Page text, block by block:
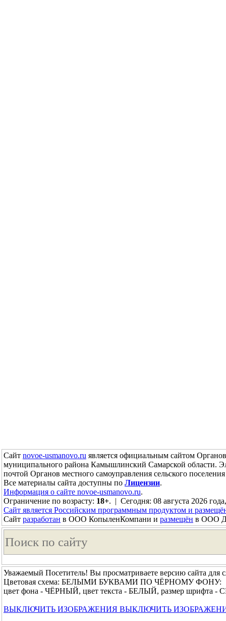
Сайт novoe-usmanovo.ru является официальным сайтом
муниципального района Камышлинский Самарской области.
почтой Органов местного самоуправления сельского
Все материалы сайта доступны по Лицензии.
Информация о сайте novoe-usmanovo.ru.
Ограничение по возрасту: 18+. | Сегодня: 08 августа 2026
Сайт является Российским программным продуктом и
Сайт разработан в ООО КопыленКомпани и размещён в ООО
Уважаемый Посетитель! Вы просматриваете версию сайта для
Цветовая схема: БЕЛЫМИ БУКВАМИ ПО ЧЁРНОМУ ФОНУ:
цвет фона - ЧЁРНЫЙ, цвет текста - БЕЛЫЙ, размер шрифта
ВЫКЛЮЧИТЬ ИЗОБРАЖЕНИЯ ВЫКЛЮЧИТЬ